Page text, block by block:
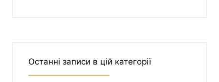
Останні записи в цій категорії